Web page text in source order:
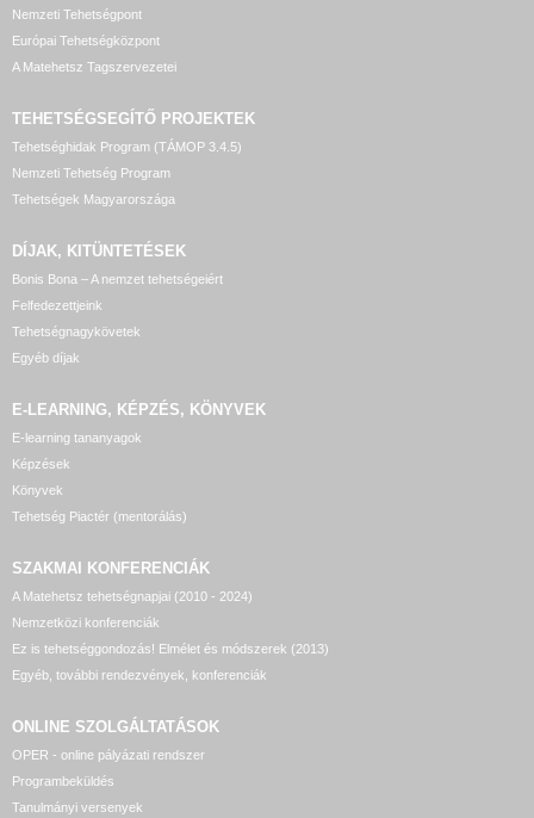
Nemzeti Tehetségpont
Európai Tehetségközpont
A Matehetsz Tagszervezetei
TEHETSÉGSEGÍTŐ PROJEKTEK
Tehetséghidak Program (TÁMOP 3.4.5)
Nemzeti Tehetség Program
Tehetségek Magyarországa
DÍJAK, KITÜNTETÉSEK
Bonis Bona – A nemzet tehetségeiért
Felfedezettjeink
Tehetségnagykövetek
Egyéb díjak
E-LEARNING, KÉPZÉS, KÖNYVEK
E-learning tananyagok
Képzések
Könyvek
Tehetség Piactér (mentorálás)
SZAKMAI KONFERENCIÁK
A Matehetsz tehetségnapjai (2010 - 2024)
Nemzetközi konferenciák
Ez is tehetséggondozás! Elmélet és módszerek (2013)
Egyéb, további rendezvények, konferenciák
ONLINE SZOLGÁLTATÁSOK
OPER - online pályázati rendszer
Programbeküldés
Tanulmányi versenyek